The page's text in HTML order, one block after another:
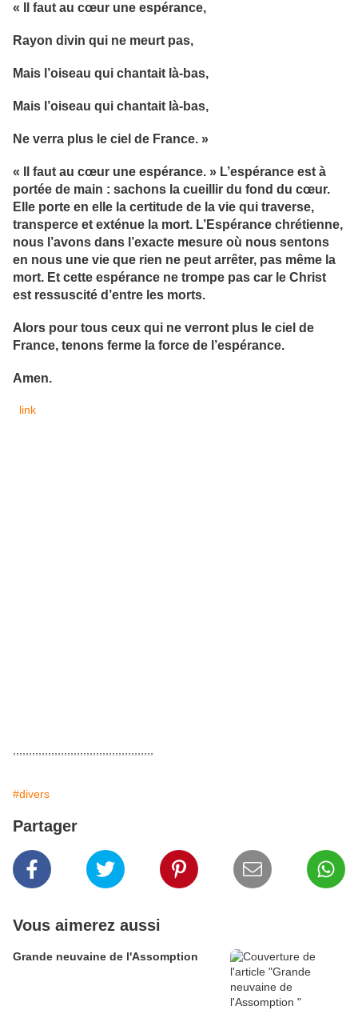
« Il faut au cœur une espérance,
Rayon divin qui ne meurt pas,
Mais l’oiseau qui chantait là-bas,
Mais l’oiseau qui chantait là-bas,
Ne verra plus le ciel de France. »
« Il faut au cœur une espérance. » L’espérance est à
portée de main : sachons la cueillir du fond du cœur.
Elle porte en elle la certitude de la vie qui traverse,
transperce et exténue la mort. L’Espérance chrétienne,
nous l’avons dans l’exacte mesure où nous sentons
en nous une vie que rien ne peut arrêter, pas même la
mort. Et cette espérance ne trompe pas car le Christ
est ressuscité d’entre les morts.
Alors pour tous ceux qui ne verront plus le ciel de
France, tenons ferme la force de l’espérance.
Amen.
link
#divers
Partager
Vous aimerez aussi
Grande neuvaine de l'Assomption